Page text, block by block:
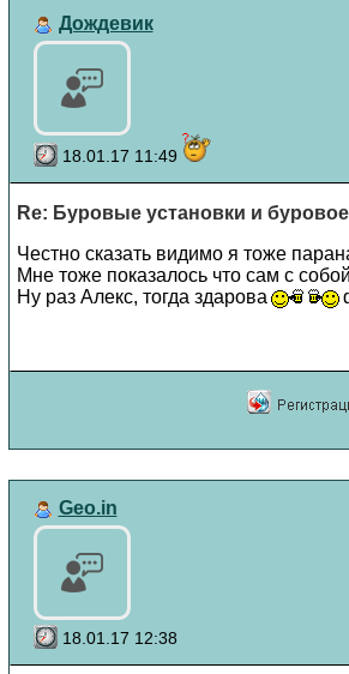
Дождевик
18.01.17 11:49
Re: Буровые установки и
Честно сказать видимо я тоже
Мне тоже показалось что сам с
Ну раз Алекс, тогда здарова
Geo.in
18.01.17 12:38